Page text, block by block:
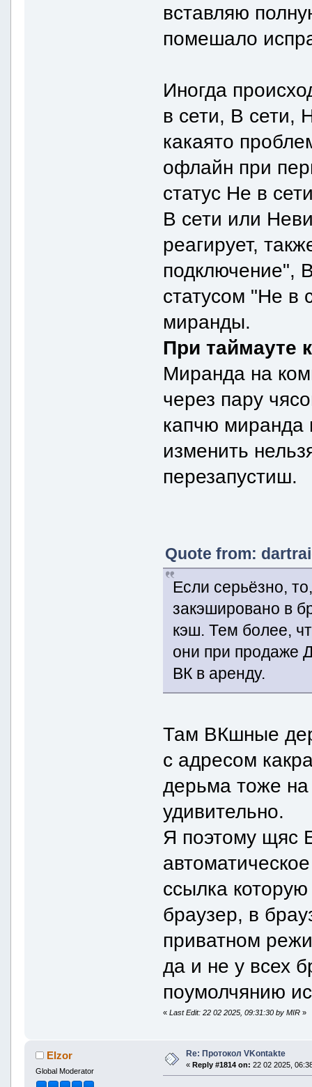
вставляю
помешало
Иногда
в сети, В сети,
какаято
офлайн при
статус Не в
В сети или
реагирует,
подключение",
статусом "Не в
миранды.
При таймауте
Миранда на
через пару
капчю миранда
изменить
перезапустиш.
Quote from:
Если серьёзно,
закэшировано в
кэш. Тем более,
они при продаже
ВК в аренду.
Там ВКшные
с адресом
дерьма тоже на
удивительно.
Я поэтому щяс
ссылка
браузер, в
приватном
да и не у всех
поумолчянию
«Last Edit: 22 02 2025, 09:31:30 by MIR »
Elzor
Global Moderator
Re: Протокол VKontakte
« Reply #1814 on: 22 02 2025,